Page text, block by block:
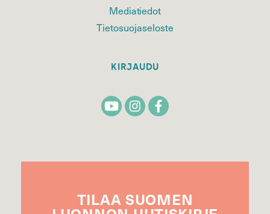
Mediatiedot
Tietosuojaseloste
KIRJAUDU
TILAA SUOMEN